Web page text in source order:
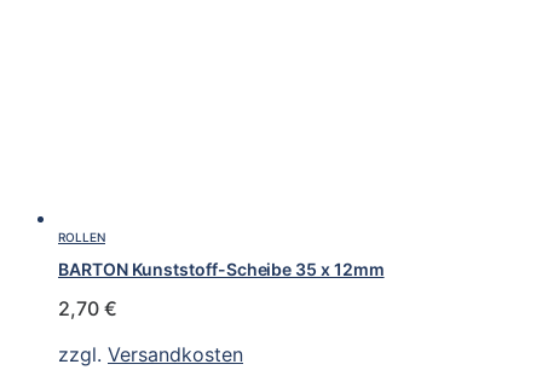
ROLLEN
BARTON Kunststoff-Scheibe 35 x 12mm
2,70 €
zzgl. Versandkosten